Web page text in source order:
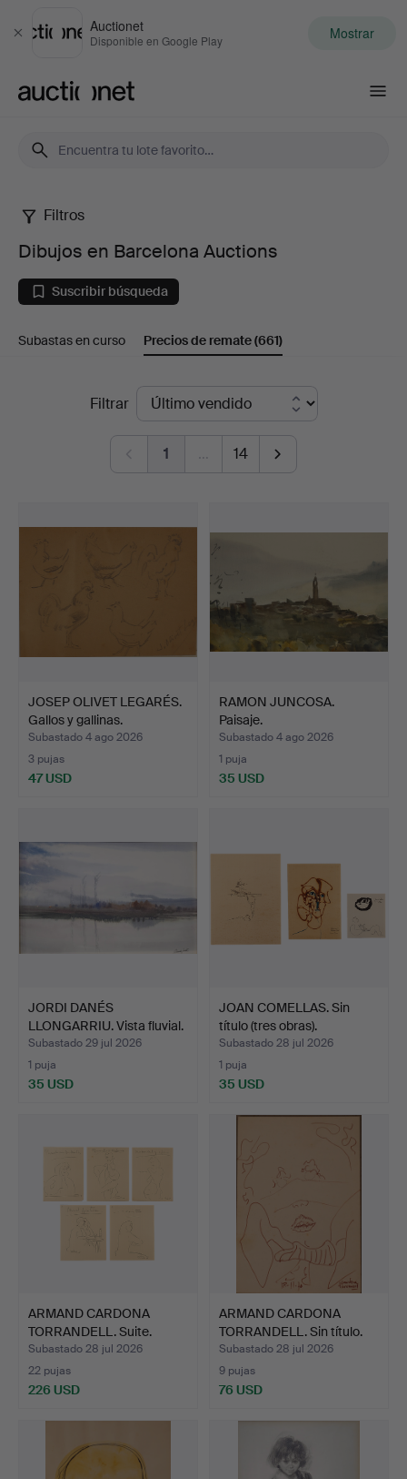
Cerrar
Auctionet
Disponible en Google Play Mostrar
Dibujos
en
Barcelona
Auctions
Filtros
Dibujos en Barcelona Auctions
Suscribir búsqueda
Subastas en curso Precios de remate(661)
Filtrar
1 … 14
JOSEP OLIVET LEGARÉS.
Gallos y gallinas.
Subastado 4 ago 2026
3 pujas
47 USD
RAMON JUNCOSA.
Paisaje.
Subastado 4 ago 2026
1 puja
35 USD
JORDI DANÉS
LLONGARRIU. Vista fluvial.
Subastado 29 jul 2026
1 puja
35 USD
JOAN COMELLAS. Sin
título (tres obras).
Subastado 28 jul 2026
1 puja
35 USD
ARMAND CARDONA
TORRANDELL. Suite.
Subastado 28 jul 2026
22 pujas
226 USD
ARMAND CARDONA
TORRANDELL. Sin título.
Subastado 28 jul 2026
9 pujas
76 USD